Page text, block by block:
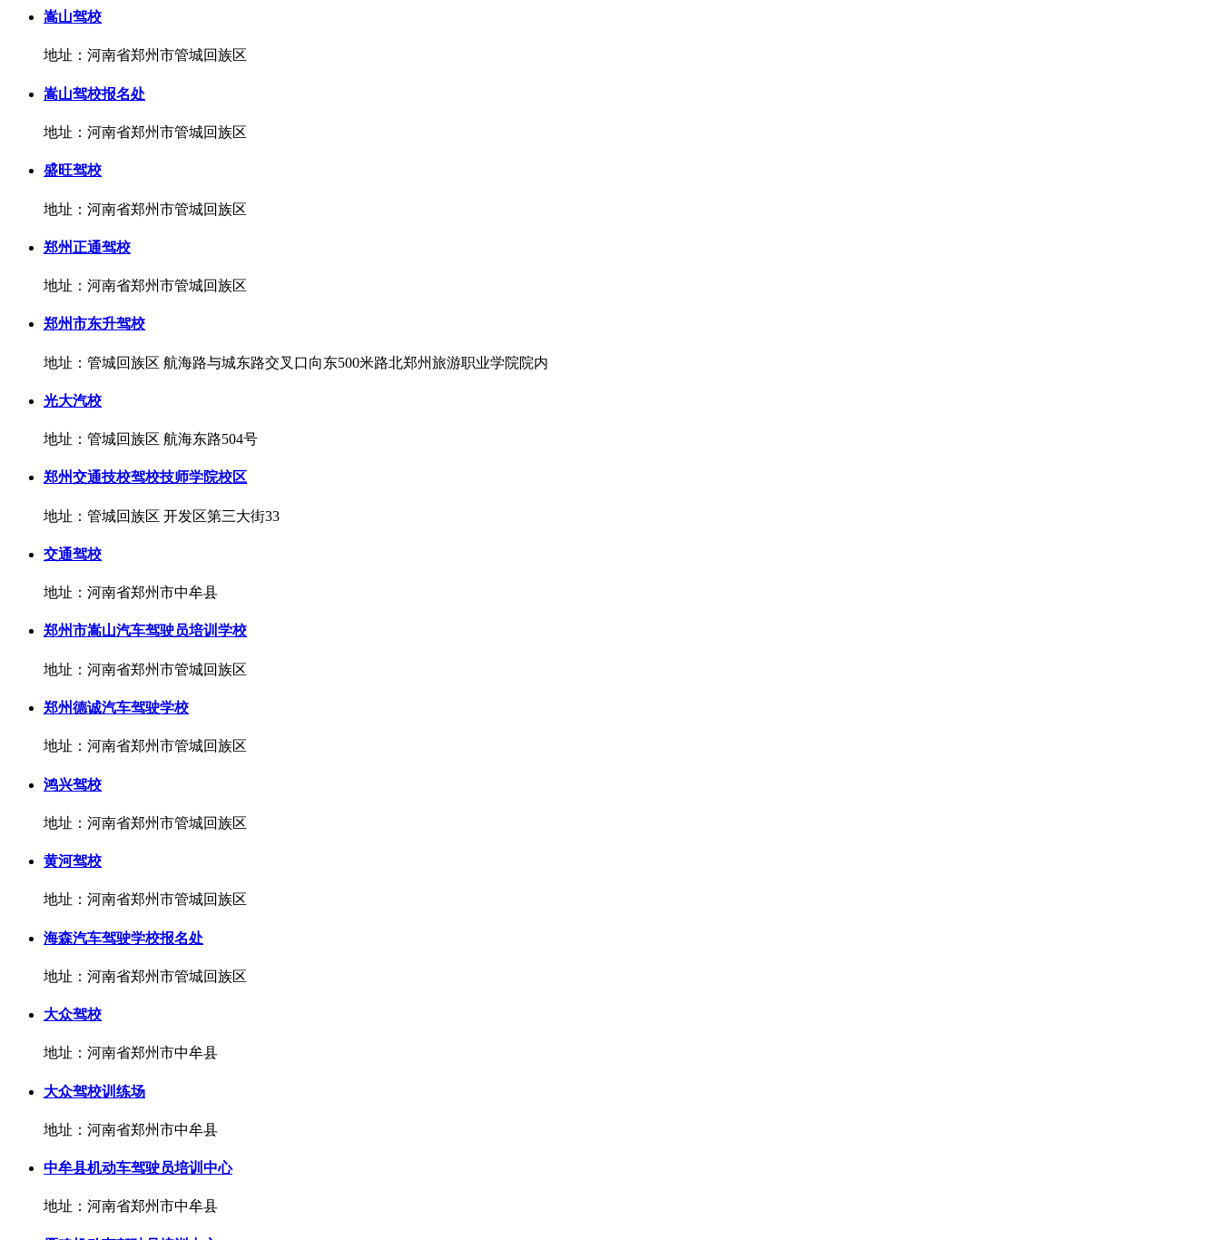
嵩山驾校
地址：河南省郑州市管城回族区
嵩山驾校报名处
地址：河南省郑州市管城回族区
盛旺驾校
地址：河南省郑州市管城回族区
郑州正通驾校
地址：河南省郑州市管城回族区
郑州市东升驾校
地址：管城回族区 航海路与城东路交叉口向东500米路北郑州旅游职业学院院内
光大汽校
地址：管城回族区 航海东路504号
郑州交通技校驾校技师学院校区
地址：管城回族区 开发区第三大街33
交通驾校
地址：河南省郑州市中牟县
郑州市嵩山汽车驾驶员培训学校
地址：河南省郑州市管城回族区
郑州德诚汽车驾驶学校
地址：河南省郑州市管城回族区
鸿兴驾校
地址：河南省郑州市管城回族区
黄河驾校
地址：河南省郑州市管城回族区
海森汽车驾驶学校报名处
地址：河南省郑州市管城回族区
大众驾校
地址：河南省郑州市中牟县
大众驾校训练场
地址：河南省郑州市中牟县
中牟县机动车驾驶员培训中心
地址：河南省郑州市中牟县